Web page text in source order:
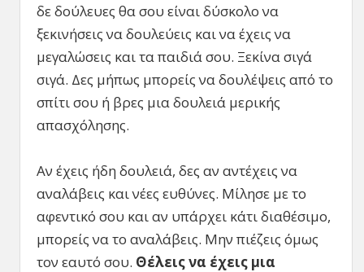
δε δούλευες θα σου είναι δύσκολο να
ξεκινήσεις να δουλεύεις και να έχεις να
μεγαλώσεις και τα παιδιά σου. Ξεκίνα σιγά
σιγά. Δες μήπως μπορείς να δουλέψεις από το
σπίτι σου ή βρες μια δουλειά μερικής
απασχόλησης.
Αν έχεις ήδη δουλειά, δες αν αντέχεις να
αναλάβεις και νέες ευθύνες. Μίλησε με το
αφεντικό σου και αν υπάρχει κάτι διαθέσιμο,
μπορείς να το αναλάβεις. Μην πιέζεις όμως
τον εαυτό σου. Θέλεις να έχεις μια